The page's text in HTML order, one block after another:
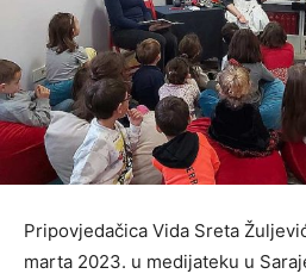
Pripovjedačica Vida Sreta
marta 2023. u medijateku u